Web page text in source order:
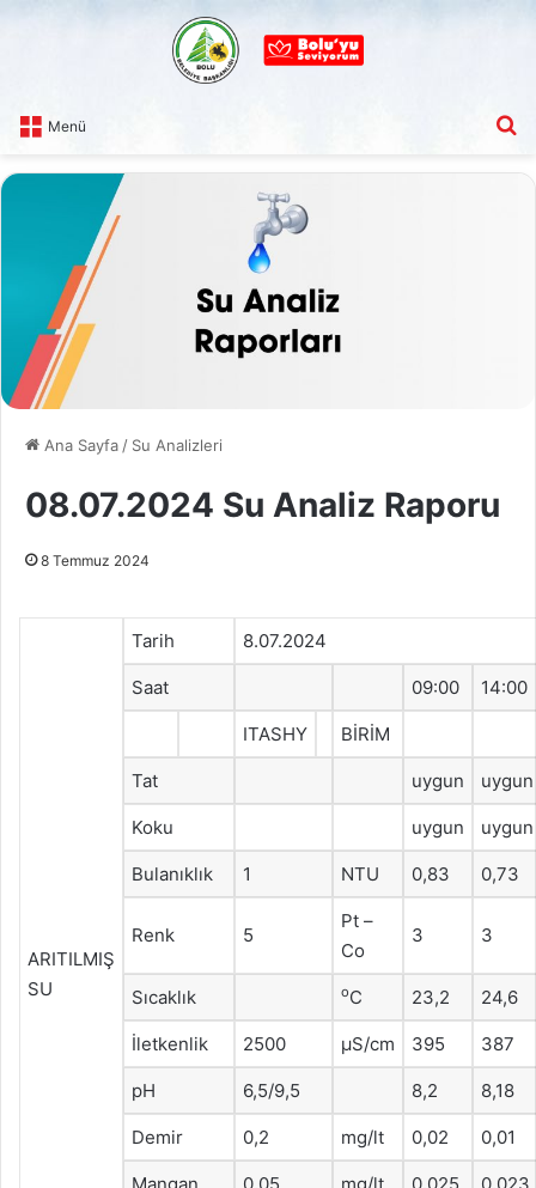
Menü
Ana Sayfa / Su Analizleri
08.07.2024 Su Analiz Raporu
8 Temmuz 2024
ARITILMIŞ
SU
Tarih 8.07.2024
Saat 09:00 14:00
ITASHY BİRİM
Tat uygun uygun
Koku uygun uygun
Bulanıklık 1 NTU 0,83 0,73
Renk 5
Pt –
Co
3 3
Sıcaklık oC 23,2 24,6
İletkenlik 2500 μS/cm 395 387
pH 6,5/9,5 8,2 8,18
Demir 0,2 mg/lt 0,02 0,01
Mangan 0,05 mg/lt 0,025 0,023